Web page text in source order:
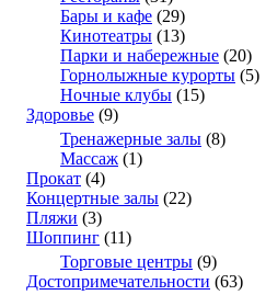
Бары и кафе (29)
Кинотеатры (13)
Парки и набережные (20)
Горнолыжные курорты (5)
Ночные клубы (15)
Здоровье (9)
Тренажерные залы (8)
Массаж (1)
Прокат (4)
Концертные залы (22)
Пляжи (3)
Шоппинг (11)
Торговые центры (9)
Достопримечательности (63)